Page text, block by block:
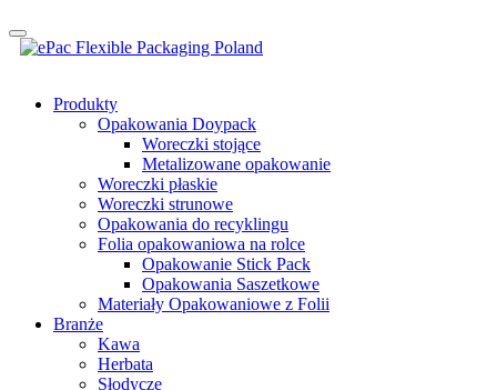
Produkty
Opakowania Doypack
Woreczki stojące
Metalizowane opakowanie
Woreczki płaskie
Woreczki strunowe
Opakowania do recyklingu
Folia opakowaniowa na rolce
Opakowanie Stick Pack
Opakowania Saszetkowe
Materiały Opakowaniowe z Folii
Branże
Kawa
Herbata
Słodycze